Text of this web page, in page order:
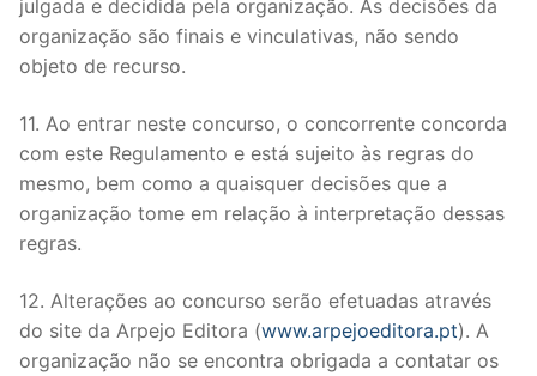
julgada e decidida pela organização. As decisões da
organização são finais e vinculativas, não sendo
objeto de recurso.
11. Ao entrar neste concurso, o concorrente concorda
com este Regulamento e está sujeito às regras do
mesmo, bem como a quaisquer decisões que a
organização tome em relação à interpretação dessas
regras.
12. Alterações ao concurso serão efetuadas através
do site da Arpejo Editora (www.arpejoeditora.pt). A
organização não se encontra obrigada a contatar os